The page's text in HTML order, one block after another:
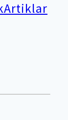
Artiklar